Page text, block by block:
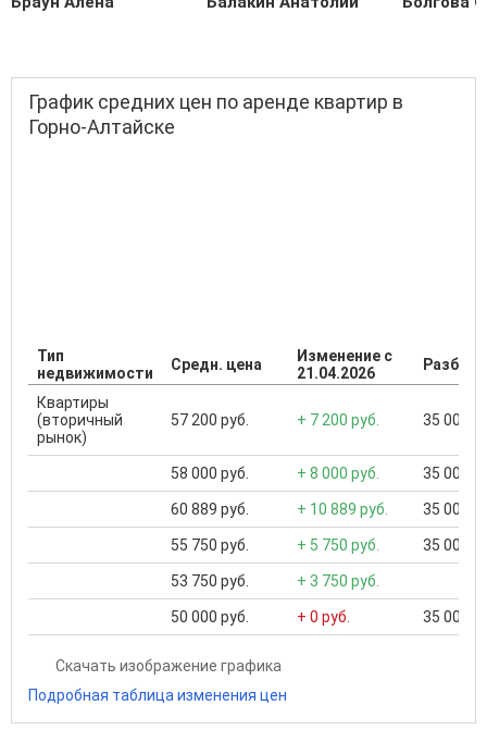
График средних цен по аренде квартир в
Горно-Алтайске
Тип
недвижимости
Средн. цена
Изменение с
21.04.2026
Квартиры
(вторичный
рынок)
57 200 руб. + 7 200 руб. 35 000
58 000 руб. + 8 000 руб. 35 000
60 889 руб. + 10 889 руб. 35 000
55 750 руб. + 5 750 руб. 35 000
53 750 руб. + 3 750 руб.
50 000 руб. + 0 руб. 35 000
Скачать изображение графика
Подробная таблица изменения цен